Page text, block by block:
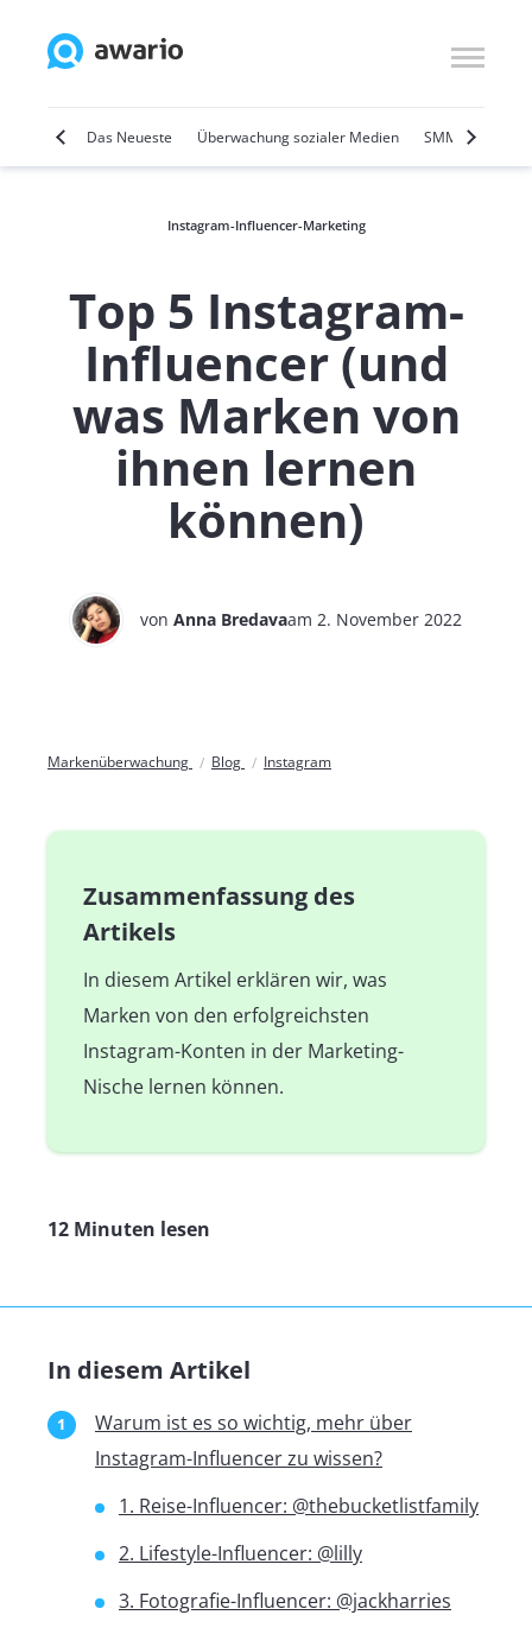
Das Neueste Überwachung sozialer Medien SMM
Instagram-Influencer-Marketing
Top 5 Instagram-
Influencer (und
was Marken von
ihnen lernen
können)
von Anna Bredavaam 2. November 2022
Markenüberwachung Blog Instagram
Zusammenfassung des
Artikels
In diesem Artikel erklären wir, was
Marken von den erfolgreichsten
Instagram-Konten in der Marketing-
Nische lernen können.
12 Minuten lesen
In diesem Artikel
Warum ist es so wichtig, mehr über
Instagram-Influencer zu wissen?
1. Reise-Influencer: @thebucketlistfamily
2. Lifestyle-Influencer: @lilly
3. Fotografie-Influencer: @jackharries